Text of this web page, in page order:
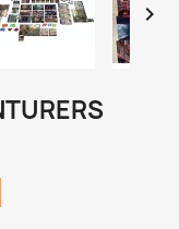
